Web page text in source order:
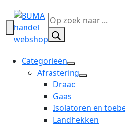
Producten
zoeken
Categorieën
open
dropdown
menu
Afrastering
menu
Draad
Gaas
Isolatoren en
Landhekken